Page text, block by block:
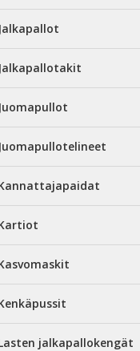
Jalkapallot
Jalkapallotakit
Juomapullot
Juomapullotelineet
jalkapallokengät